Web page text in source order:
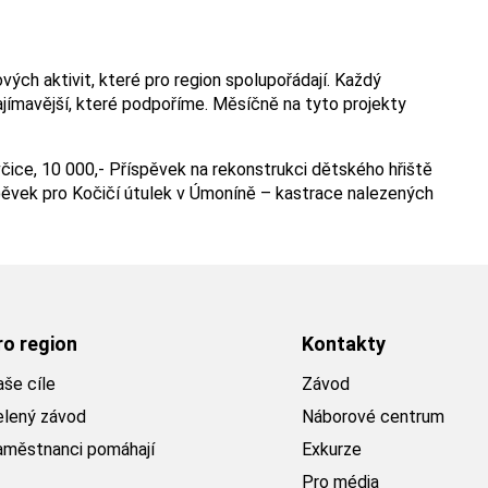
aktivit, které pro region spolupořádají. Každý
které podpoříme. Měsíčně na tyto projekty
10 000,- Příspěvek na rekonstrukci dětského hřiště
pro Kočičí útulek v Úmoníně – kastrace nalezených
region
cíle
závod
pomáhají
Kontakty
Závod
Náborové centrum
Exkurze
Pro média